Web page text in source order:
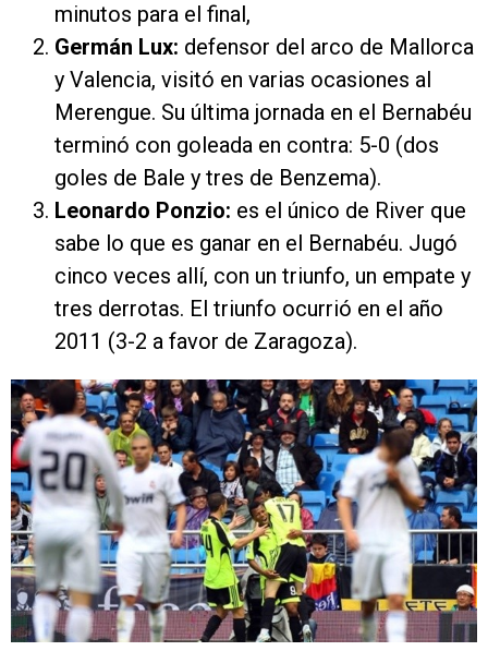
minutos para el final,
Germán Lux: defensor del arco de Mallorca
y Valencia, visitó en varias ocasiones al
Merengue. Su última jornada en el Bernabéu
terminó con goleada en contra: 5-0 (dos
goles de Bale y tres de Benzema).
Leonardo Ponzio: es el único de River que
sabe lo que es ganar en el Bernabéu. Jugó
cinco veces allí, con un triunfo, un empate y
tres derrotas. El triunfo ocurrió en el año
2011 (3-2 a favor de Zaragoza).